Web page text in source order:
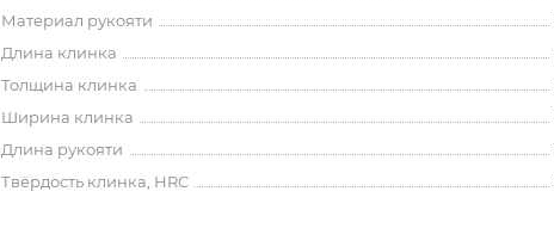
Материал рукояти
Длина клинка
Толщина клинка
Ширина клинка
Длина рукояти
Твёрдость клинка, HRC